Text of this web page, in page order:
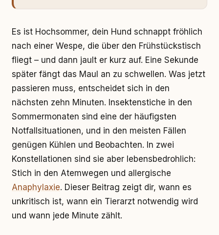
Es ist Hochsommer, dein Hund schnappt fröhlich
nach einer Wespe, die über den Frühstückstisch
fliegt – und dann jault er kurz auf. Eine Sekunde
später fängt das Maul an zu schwellen. Was jetzt
passieren muss, entscheidet sich in den
nächsten zehn Minuten. Insektenstiche in den
Sommermonaten sind eine der häufigsten
Notfallsituationen, und in den meisten Fällen
genügen Kühlen und Beobachten. In zwei
Konstellationen sind sie aber lebensbedrohlich:
Stich in den Atemwegen und allergische
Anaphylaxie. Dieser Beitrag zeigt dir, wann es
unkritisch ist, wann ein Tierarzt notwendig wird
und wann jede Minute zählt.